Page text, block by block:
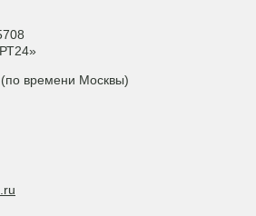
времени Москвы)